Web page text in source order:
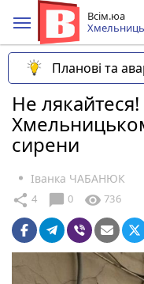
Всім.юа
Планові та
Не
сирени
Іванка ЧАБАНЮК
share 4 chat_bubble 0 visibility 736